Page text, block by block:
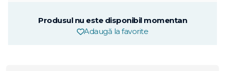
Produsul nu este disponibil momentan
Adaugă la favorite